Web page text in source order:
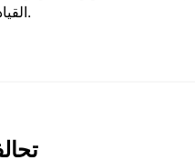
القيادة وحدها لا تكفي.